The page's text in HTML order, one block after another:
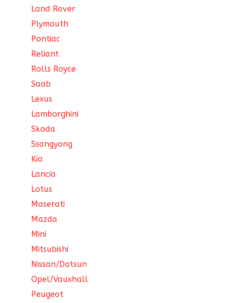
Land Rover
Plymouth
Pontiac
Reliant
Rolls Royce
Saab
Lexus
Lamborghini
Skoda
Ssangyong
Kia
Lancia
Lotus
Maserati
Mazda
Mini
Mitsubishi
Nissan/Datsun
Opel/Vauxhall
Peugeot